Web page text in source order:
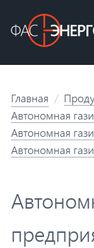
Главная
Автономная
Автономная
Автономная